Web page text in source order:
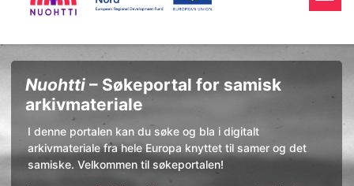
Page Nord
Søk
Nuohtti – Søkeportal for samisk
arkivmateriale
I denne portalen kan du søke og bla i digitalt
arkivmateriale fra hele Europa knyttet til samer og det
samiske. Velkommen til søkeportalen!